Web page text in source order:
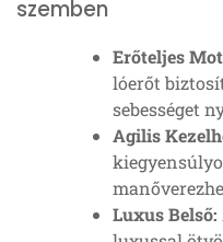
szemben
Erőteljes
lóerőt
sebességet
Agilis
Luxus Belső: